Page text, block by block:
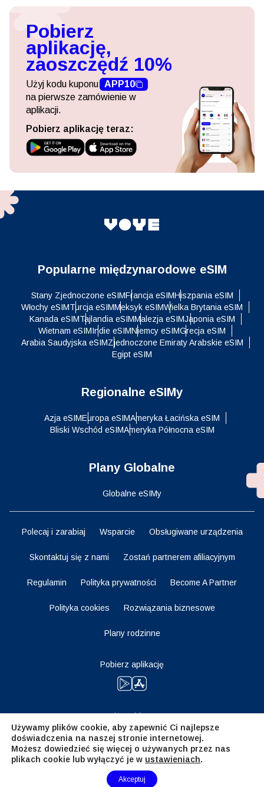
Pobierz
aplikację,
zaoszczędź 10%
Użyj kodu kuponu APP10
na pierwsze zamówienie w
aplikacji.
Pobierz aplikację teraz:
Popularne międzynarodowe eSIM
Stany Zjednoczone eSIMFrancja eSIMHiszpania eSIM
Włochy eSIMTurcja eSIMMeksyk eSIMWielka Brytania eSIM
Kanada eSIMTajlandia eSIMMalezja eSIMJaponia eSIM
Wietnam eSIMIndie eSIMNiemcy eSIMGrecja eSIM
Arabia Saudyjska eSIMZjednoczone Emiraty Arabskie eSIM
Egipt eSIM
Regionalne eSIMy
Azja eSIMEuropa eSIMAmeryka Łacińska eSIM
Bliski Wschód eSIMAmeryka Północna eSIM
Plany Globalne
Globalne eSIMy
Polecaj i zarabiaj Wsparcie Obsługiwane urządzenia
Skontaktuj się z nami Zostań partnerem afiliacyjnym
Regulamin Polityka prywatności Become A Partner
Polityka cookies Rozwiązania biznesowe
Plany rodzinne
Pobierz aplikację
Bądź na bieżąco
Używamy plików cookie, aby zapewnić Ci najlepsze
doświadczenia na naszej stronie internetowej.
Możesz dowiedzieć się więcej o używanych przez nas
plikach cookie lub wyłączyć je w ustawieniach.
Akceptuj